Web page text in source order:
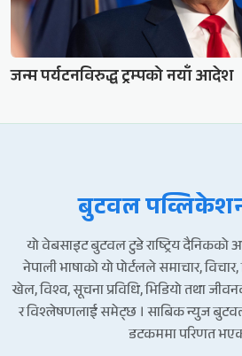
जन्म पर्यटनविरुद्ध ट्रम्पको नयाँ आदेश
बुटवल पव्लिकेशन
यो वेबसाइट बुटवल टुडे राष्ट्रिय दैनिकको
नेपाली भाषाको यो पोर्टलले समाचार,
खेल, विश्व, सूचना प्रविधि, भिडियो तथा
र विश्लेषणलाई समेट्छ । साबिक न्युज
डटकममा परिणत